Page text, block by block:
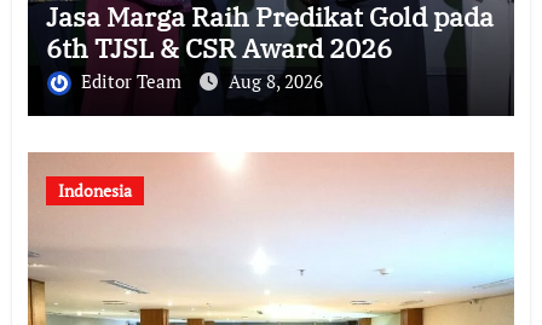
Jasa Marga Raih Predikat Gold pada
6th TJSL & CSR Award 2026
Editor Team Aug 8, 2026
Indonesia